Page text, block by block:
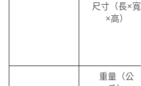
尺寸（長×寬
×高）
重量（公